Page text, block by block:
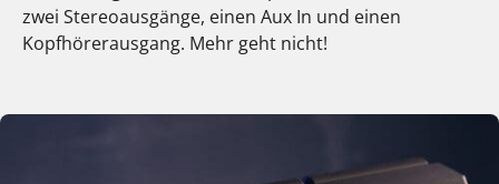
zwei Stereoausgänge, einen Aux In und einen
Kopfhörerausgang. Mehr geht nicht!